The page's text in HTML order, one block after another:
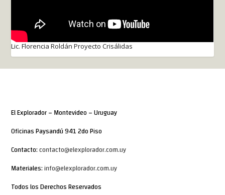
Lic. Florencia Roldán Proyecto Crisálidas
El Explorador – Montevideo – Uruguay
Oficinas Paysandú 941 2do Piso
Contacto:contacto@elexplorador.com.uy
Materiales:info@elexplorador.com.uy
Todos los Derechos Reservados